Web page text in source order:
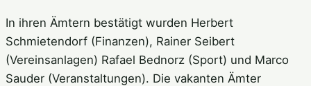
In ihren Ämtern bestätigt wurden Herbert
Schmietendorf (Finanzen), Rainer Seibert
(Vereinsanlagen) Rafael Bednorz (Sport) und Marco
Sauder (Veranstaltungen). Die vakanten Ämter